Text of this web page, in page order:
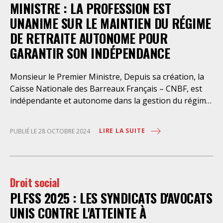
MINISTRE : LA PROFESSION EST
UNANIME SUR LE MAINTIEN DU RÉGIME
DE RETRAITE AUTONOME POUR
GARANTIR SON INDÉPENDANCE
Monsieur le Premier Ministre, Depuis sa création, la
Caisse Nationale des Barreaux Français – CNBF, est
indépendante et autonome dans la gestion du régime
coûte le moindre euro à l’Etat. S’agissant d’un régime
conséquence, le taux d’augmentation annuelle de la
retraite de base. Ce régime, adapté aux besoins de la
profession d’avocat, présente de nombreuses
caractéristiques spécifiques et notamment un
PUBLIÉ LE 28 OCTOBRE 2024 LIRE LA SUITE
Droit social
PLFSS 2025 : LES SYNDICATS D'AVOCATS
UNIS CONTRE L'ATTEINTE À